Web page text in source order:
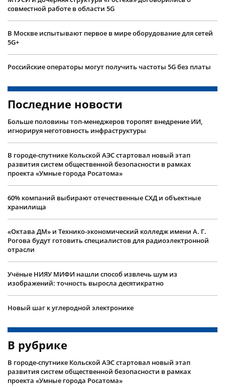
совместной работе в области 5G
В Москве испытывают первое в мире оборудование для сетей
5G+
Российские операторы могут получить частоты 5G без платы
Последние новости
Больше половины топ-менеджеров торопят внедрение ИИ,
игнорируя неготовность инфраструктуры
В городе-спутнике Кольской АЭС стартовал новый этап
развития систем общественной безопасности в рамках
проекта «Умные города Росатома»
60% компаний выбирают отечественные СХД и объектные
хранилища
«Октава ДМ» и Технико-экономический колледж имени А. Г.
Рогова будут готовить специалистов для радиоэлектронной
отрасли
Учëные НИЯУ МИФИ нашли способ извлечь шум из
изображений: точность выросла десятикратно
Новый шаг к углеродной электронике
В рубрике
В городе-спутнике Кольской АЭС стартовал новый этап
развития систем общественной безопасности в рамках
проекта «Умные города Росатома»